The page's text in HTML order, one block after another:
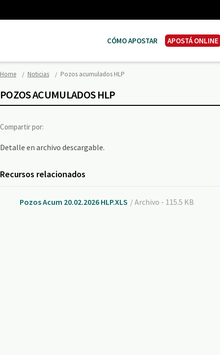
CÓMO APOSTAR APOSTÁ ONLINE
Home Noticias Pozos acumulados HLP
POZOS ACUMULADOS HLP
Compartir por:
Detalle en archivo descargable.
Recursos relacionados
Pozos Acum 20.02.2026 HLP.XLS / Archivo - 115.5 KB